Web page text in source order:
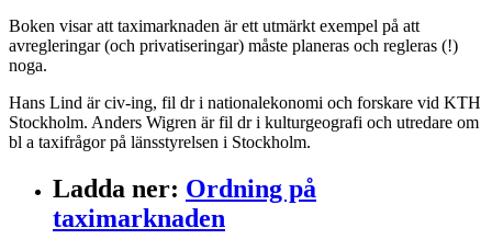
Boken visar att taximarknaden är ett utmärkt exempel på att
avregleringar (och privatiseringar) måste planeras och regleras (!)
noga.
Hans Lind är civ-ing, fil dr i nationalekonomi och forskare vid KTH
Stockholm. Anders Wigren är fil dr i kulturgeografi och utredare om
bl a taxifrågor på länsstyrelsen i Stockholm.
Ladda ner: Ordning på
taximarknaden